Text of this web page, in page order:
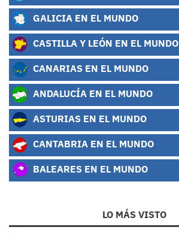
GALICIA EN EL MUNDO
CASTILLA Y LEÓN EN EL MUNDO
CANARIAS EN EL MUNDO
ANDALUCÍA EN EL MUNDO
ASTURIAS EN EL MUNDO
CANTABRIA EN EL MUNDO
BALEARES EN EL MUNDO
LO MÁS VISTO